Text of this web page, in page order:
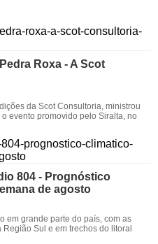
Roxa - A Scot
da Scot Consultoria, ministrou
evento promovido pelo Siralta, no
804 - Prognóstico
de agosto
em grande parte do país, com as
Sul e em trechos do litoral